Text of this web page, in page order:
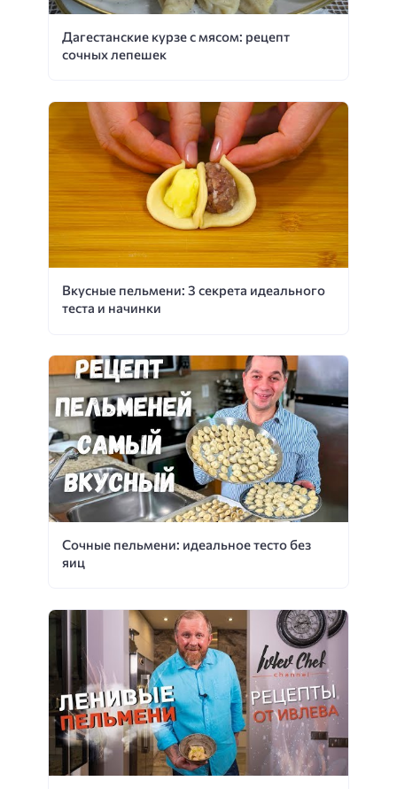
Дагестанские курзе с мясом: рецепт
сочных лепешек
Вкусные пельмени: 3 секрета идеального
теста и начинки
Сочные пельмени: идеальное тесто без
яиц